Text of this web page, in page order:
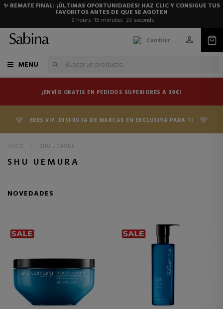
✨ REMATE FINAL: ¡ÚLTIMAS OPORTUNIDADES! HAZ CLIC Y CONSIGUE TUS
FAVORITOS ANTES DE QUE SE AGOTEN
9 hours 15 minutes 33 seconds
Cambiar
MENU
¡ENVÍO GRATIS EN PEDIDOS SUPERIORES A 39€!
ERES VIP. DISFRUTA DE MARCAS EN EXCLUSIVA PARA TI
INICIO > SHU UEMURA
SHU UEMURA
NOVEDADES